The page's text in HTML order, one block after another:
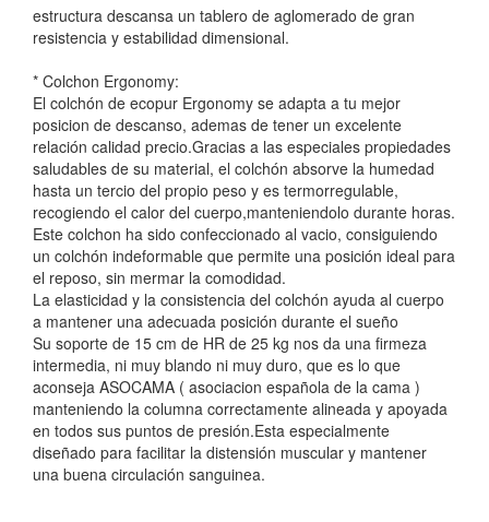
estructura descansa un tablero de aglomerado de gran
resistencia y estabilidad dimensional.
* Colchon Ergonomy:
El colchón de ecopur Ergonomy se adapta a tu mejor
posicion de descanso, ademas de tener un excelente
relación calidad precio.Gracias a las especiales propiedades
saludables de su material, el colchón absorve la humedad
hasta un tercio del propio peso y es termorregulable,
recogiendo el calor del cuerpo,manteniendolo durante horas.
Este colchon ha sido confeccionado al vacio, consiguiendo
un colchón indeformable que permite una posición ideal para
el reposo, sin mermar la comodidad.
La elasticidad y la consistencia del colchón ayuda al cuerpo
a mantener una adecuada posición durante el sueño
Su soporte de 15 cm de HR de 25 kg nos da una firmeza
intermedia, ni muy blando ni muy duro, que es lo que
aconseja ASOCAMA ( asociacion española de la cama )
manteniendo la columna correctamente alineada y apoyada
en todos sus puntos de presión.Esta especialmente
diseñado para facilitar la distensión muscular y mantener
una buena circulación sanguinea.